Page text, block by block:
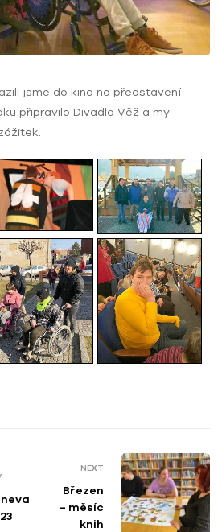
jsme do kina na představení
připravilo Divadlo Věž a my
NEXT
Březen
– měsíc
knih